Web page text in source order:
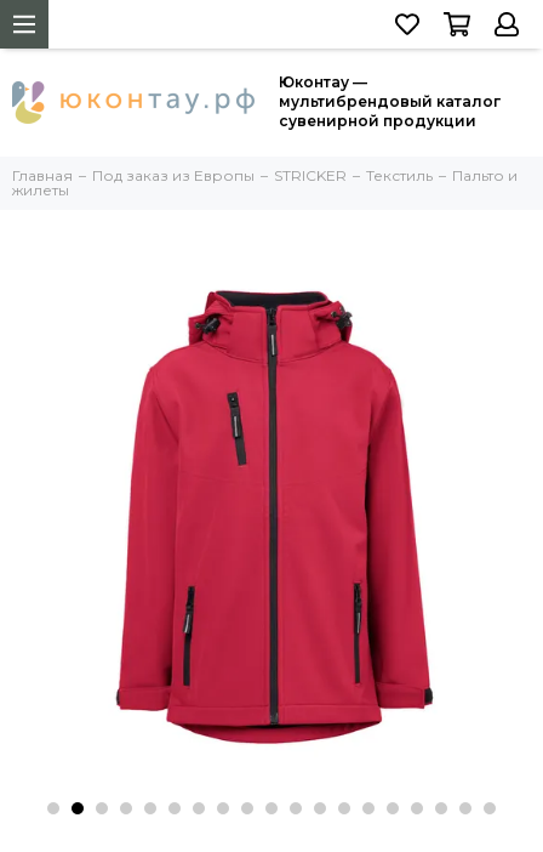
Юконтау —
мультибрендовый каталог
сувенирной продукции
Главная Под заказ из Европы STRICKER Текстиль
Пальто и
жилеты